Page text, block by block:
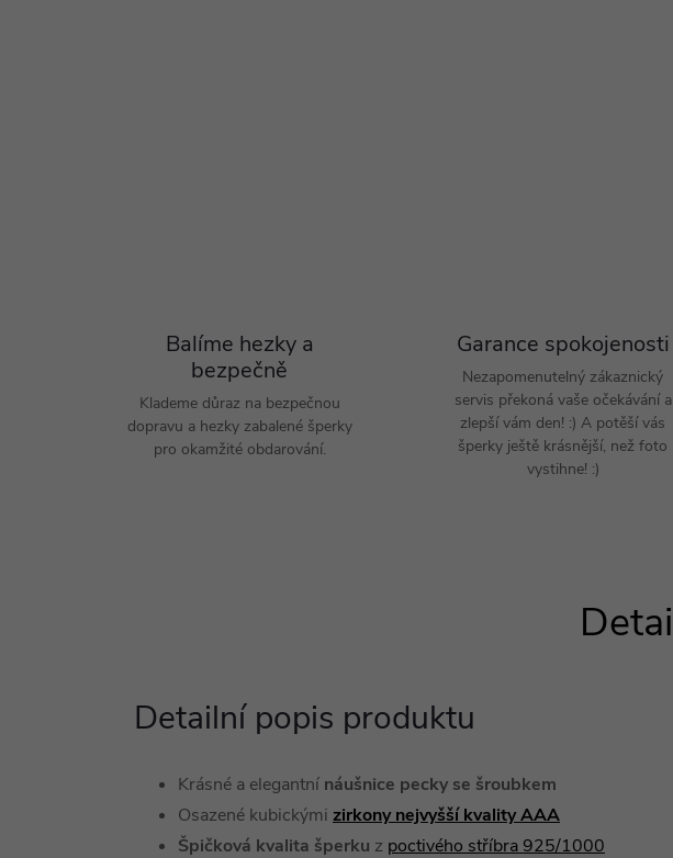
Balíme hezky a
bezpečně
Klademe důraz na bezpečnou
dopravu a hezky zabalené šperky
pro okamžité obdarování.
Garance spokojenosti
Nezapomenutelný zákaznický
servis překoná vaše očekávání a
zlepší vám den! :) A potěší vás
šperky ještě krásnější, než foto
vystihne! :)
Detailní popis produktu
Krásné a elegantní náušnice pecky se šroubkem
Osazené kubickými zirkony nejvyšší kvality AAA
Špičková kvalita šperku z poctivého stříbra 925/1000